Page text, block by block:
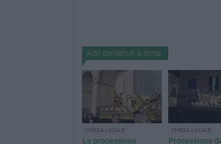
Altri contenuti a tema
CHIESA LOCALE
La processione
CHIESA LOCALE
Processione